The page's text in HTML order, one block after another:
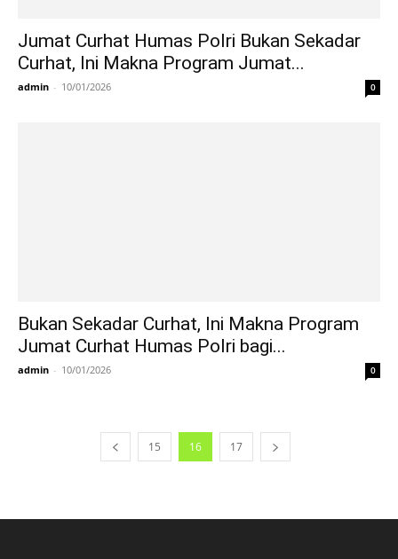
Jumat Curhat Humas Polri Bukan Sekadar
Curhat, Ini Makna Program Jumat...
admin - 10/01/2026 0
Bukan Sekadar Curhat, Ini Makna Program
Jumat Curhat Humas Polri bagi...
admin - 10/01/2026 0
15 16 17